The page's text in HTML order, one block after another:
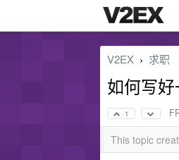
V2EX › 求职
如何写
1
This topic